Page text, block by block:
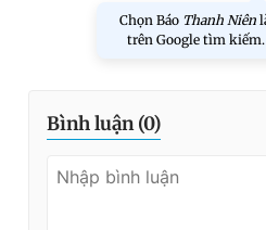
Chọn Báo Thanh Niên
trên Google tìm kiếm.
Bình luận (0)